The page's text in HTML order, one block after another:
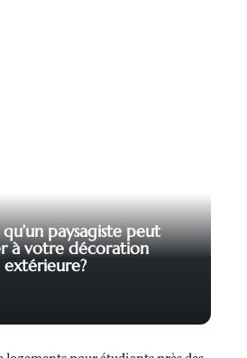
qu’un paysagiste peut
à votre décoration
extérieure?